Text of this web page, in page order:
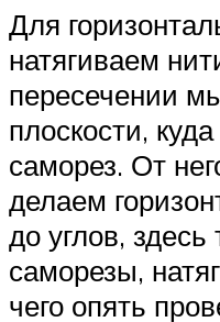
Для
натягиваем
пересечении
плоскости,
саморез. От
делаем
до углов,
саморезы,
чего опять